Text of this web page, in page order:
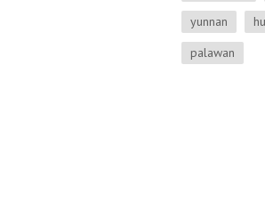
yunnan
palawan